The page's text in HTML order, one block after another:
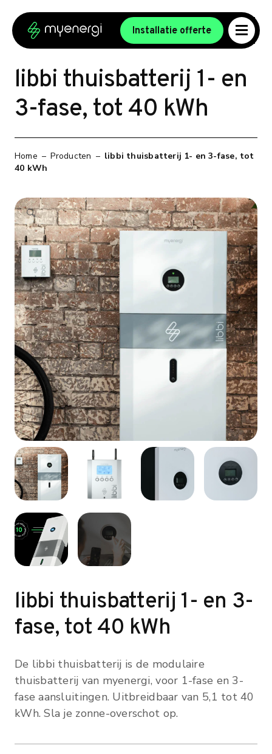
Installatie offerte
libbi thuisbatterij 1- en
3-fase, tot 40 kWh
Home – Producten – libbi thuisbatterij 1- en 3-fase, tot
40 kWh
libbi thuisbatterij 1- en 3-
fase, tot 40 kWh
De libbi thuisbatterij is de modulaire
thuisbatterij van myenergi, voor 1-fase en 3-
faseaansluitingen. Uitbreidbaar van 5,1 tot40
kWh. Sla je zonne-overschot op.